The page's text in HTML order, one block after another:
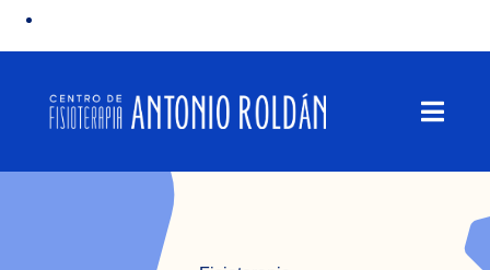
contenido
QUIÉNES SOMOS
QUÉ TRATAMOS